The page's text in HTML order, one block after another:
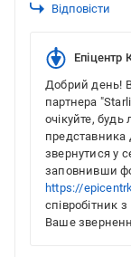
Відповісти
Епіцентр
Добрий день!
партнера
очікуйте, будь
представника
звернутися у
заповнивши
https://
співробітник
Ваше